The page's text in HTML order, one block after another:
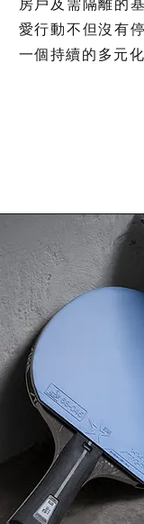
房戶及需隔離的
愛行動不但沒有
一個持續的多元